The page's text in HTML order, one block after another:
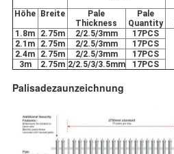
Höhe Breite
Pale
Thickness
Pale
Quantity
1.8m 2.75m 2/2.5/3mm 17PCS
2.1m
2.75m 2/2.5/3mm 17PCS
2.4m
2.75m 2/2.5/3mm 17PCS
3m
2.75m 2/2.5/3/3.5mm 17PCS
Palisadezaunzeichnung